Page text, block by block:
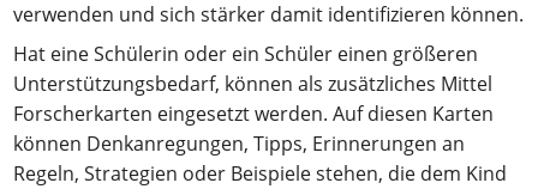
verwenden und sich stärker damit identifizieren können.
Hat eine Schülerin oder ein Schüler einen größeren
Unterstützungsbedarf, können als zusätzliches Mittel
Forscherkarten eingesetzt werden. Auf diesen Karten
können Denkanregungen, Tipps, Erinnerungen an
Regeln, Strategien oder Beispiele stehen, die dem Kind